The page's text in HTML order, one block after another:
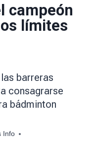
campeón
límites
barreras
consagrarse
bádminton
Info